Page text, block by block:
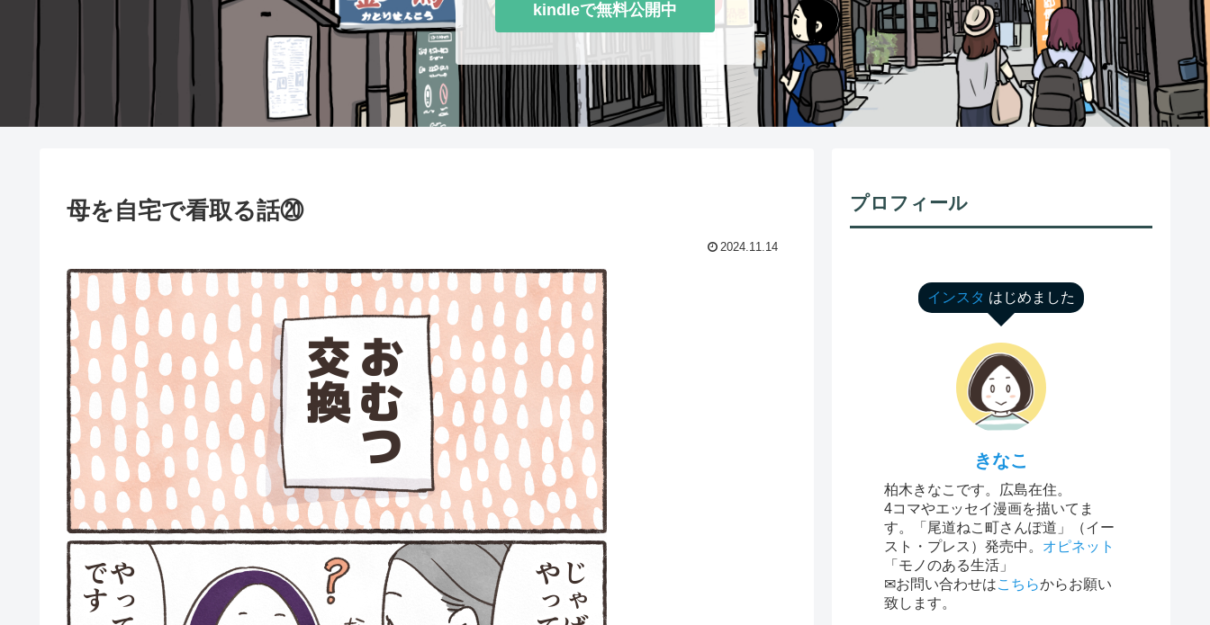
kindleで無料公開中
母を自宅で看取る話⑳
2024.11.14
プロフィール
インスタ はじめました
きなこ
柏木きなこです。広島在住。
4コマやエッセイ漫画を描いてま
す。「尾道ねこ町さんぽ道」（イー
スト・プレス）発売中。 オピネット
「モノのある生活」
✉お問い合わせはこちらからお願い
致します。